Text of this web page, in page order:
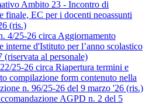
Ambito 23 - Incontro di
finale, EC per i docenti neoassunti
(ris.)
4/25-26 circa Aggiornamento
interne d'Istituto per l’anno scolastico
(riservata al personale)
25-26 circa Riapertura termini e
compilazione form contenuto nella
n. 96/25-26 del 9 marzo '26 (ris.)
AGPD n. 2 del 5